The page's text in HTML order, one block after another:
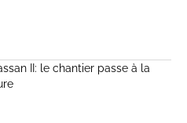
II: le chantier passe à la